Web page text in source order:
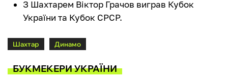
З Шахтарем Віктор Грачов виграв Кубок
України та Кубок СРСР.
Шахтар Динамо
БУКМЕКЕРИ УКРАЇНИ